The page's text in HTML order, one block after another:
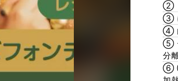
②
③
④
⑤
分
⑥ ⑤